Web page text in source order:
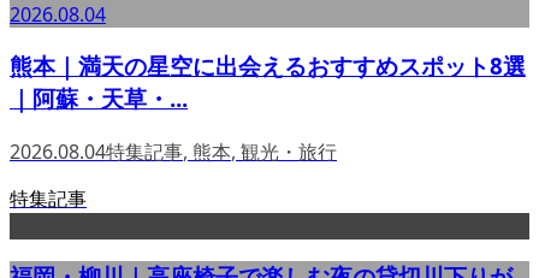
2026.08.04
熊本｜満天の星空に出会えるおすすめスポット8選
｜阿蘇・天草・...
2026.08.04特集記事, 熊本, 観光・旅行
特集記事